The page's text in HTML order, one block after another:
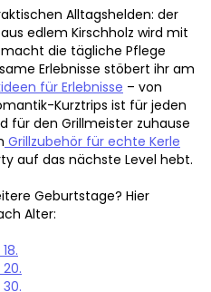
Alltagshelden: der
aus edlem Kirschholz wird mit
die tägliche Pflege
Erlebnisse stöbert ihr am
für Erlebnisse – von
Kurztrips ist für jeden
für den Grillmeister zuhause
Grillzubehör für echte Kerle
auf das nächste Level hebt.
Geburtstage? Hier
Alter: